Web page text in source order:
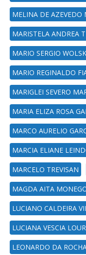
MELINA DE AZEVEDO
MARISTELA ANDREA
MARIO SERGIO
MARIO REGINALDO
MARIGLEI SEVERO
MARIA ELIZA ROSA
MARCO AURELIO
MARCIA ELIANE
MARCELO TREVISAN
MAGDA AITA
LUCIANO CALDEIRA
LUCIANA VESCIA
LEONARDO DA